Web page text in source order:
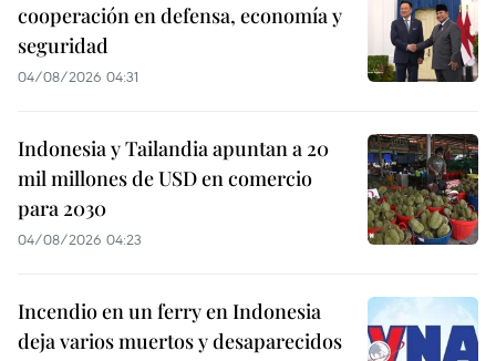
cooperación en defensa, economía y
seguridad
04/08/2026 04:31
Indonesia y Tailandia apuntan a 20
mil millones de USD en comercio
para 2030
04/08/2026 04:23
Incendio en un ferry en Indonesia
deja varios muertos y desaparecidos